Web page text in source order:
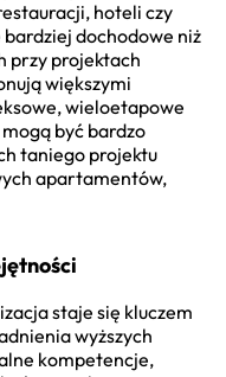
hoteli czy
dochodowe niż
przy projektach
większymi
wieloetapowe
być bardzo
taniego projektu
apartamentów,
staje się kluczem
wyższych
kompetencje,